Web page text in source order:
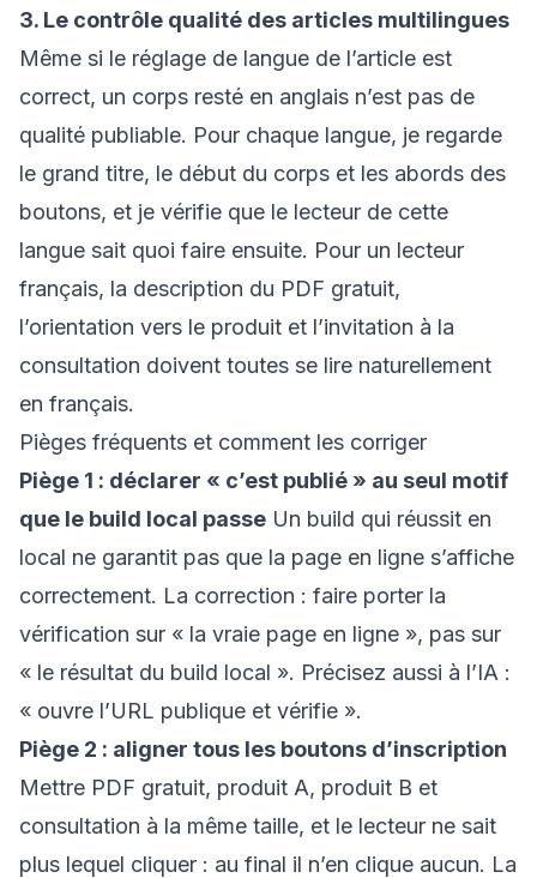
3. Le contrôle qualité des articles multilingues
Même si le réglage de langue de l’article est
correct, un corps resté en anglais n’est pas de
qualité publiable. Pour chaque langue, je regarde
le grand titre, le début du corps et les abords des
boutons, et je vérifie que le lecteur de cette
langue sait quoi faire ensuite. Pour un lecteur
français, la description du PDF gratuit,
l’orientation vers le produit et l’invitation à la
consultation doivent toutes se lire naturellement
en français.
Pièges fréquents et comment les corriger
Piège 1 : déclarer « c’est publié » au seul motif
que le build local passe Un build qui réussit en
local ne garantit pas que la page en ligne s’affiche
correctement. La correction : faire porter la
vérification sur « la vraie page en ligne », pas sur
« le résultat du build local ». Précisez aussi à l’IA :
« ouvre l’URL publique et vérifie ».
Piège 2 : aligner tous les boutons d’inscription
Mettre PDF gratuit, produit A, produit B et
consultation à la même taille, et le lecteur ne sait
plus lequel cliquer : au final il n’en clique aucun. La